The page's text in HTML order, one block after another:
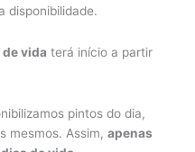
disponibilidade.
vida terá início a partir
pintos do dia,
mesmos. Assim, apenas